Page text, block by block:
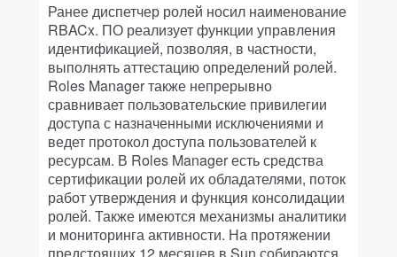
Ранее диспетчер ролей носил наименование
RBACx. ПО реализует функции управления
идентификацией, позволяя, в частности,
выполнять аттестацию определений ролей.
Roles Manager также непрерывно
сравнивает пользовательские привилегии
доступа с назначенными исключениями и
ведет протокол доступа пользователей к
ресурсам. В Roles Manager есть средства
сертификации ролей их обладателями, поток
работ утверждения и функция консолидации
ролей. Также имеются механизмы аналитики
и мониторинга активности. На протяжении